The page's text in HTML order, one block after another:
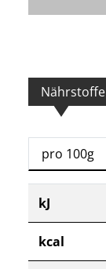
Nährstoffe
pro 100g
kJ
kcal